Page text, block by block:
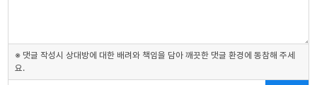
※ 댓글 작성시 상대방에 대한 배려와 책임을 담아 깨끗한 댓글 환경에 동참해 주세
요.